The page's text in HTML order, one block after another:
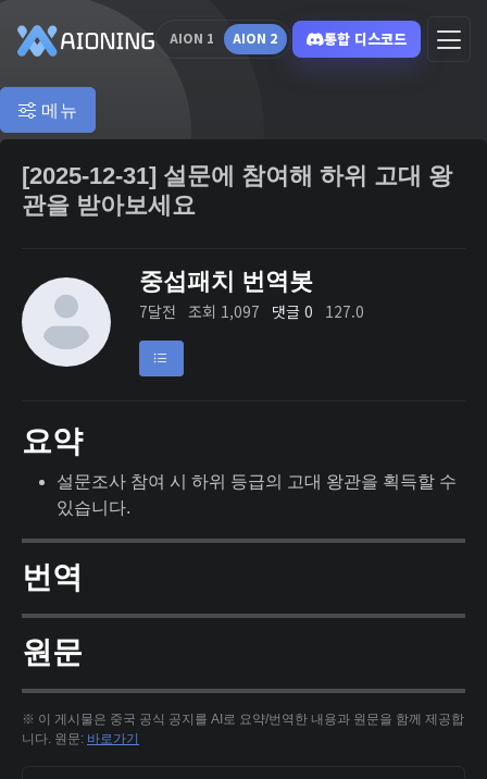
AION 1 AION 2 통합 디스코드
메뉴
[2025-12-31] 설문에 참여해 하위 고대 왕
관을 받아보세요
중섭패치 번역봇
7달전 조회 1,097 댓글 0 127.0
요약
설문조사 참여 시 하위 등급의 고대 왕관을 획득할 수
있습니다.
번역
원문
※ 이 게시물은 중국 공식 공지를 AI로 요약/번역한 내용과 원문을 함께 제공합
니다. 원문: 바로가기